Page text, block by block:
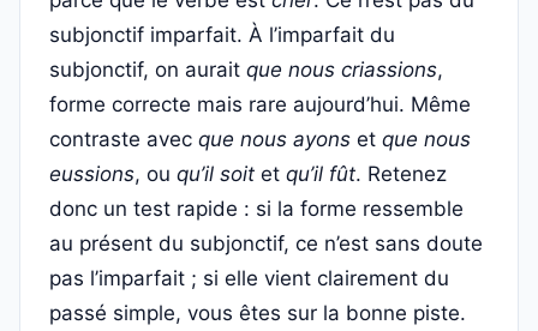
subjonctif imparfait. À l’imparfait du
subjonctif, on aurait que nous criassions,
forme correcte mais rare aujourd’hui. Même
contraste avec que nous ayons et que nous
eussions, ou qu’il soit et qu’il fût. Retenez
donc un test rapide : si la forme ressemble
au présent du subjonctif, ce n’est sans doute
pas l’imparfait ; si elle vient clairement du
passé simple, vous êtes sur la bonne piste.